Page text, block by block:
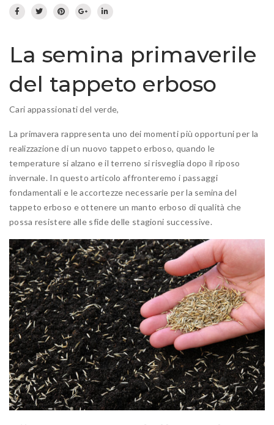
Prato fiorito
Ornamentali
Speciali
Ripopolazione insetti
RICHIEDI INFORMAZIONI
La semina primaverile
del tappeto erboso
Cari appassionati del verde,
La primavera rappresenta uno dei momenti più opportuni per la
realizzazione di un nuovo tappeto erboso, quando le
temperature si alzano e il terreno si risveglia dopo il riposo
invernale. In questo articolo affronteremo i passaggi
fondamentali e le accortezze necessarie per la semina del
tappeto erboso e ottenere un manto erboso di qualità che
possa resistere alle sfide delle stagioni successive.